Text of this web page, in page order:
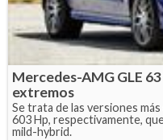
Mercedes-AMG GLE
extremos
Se trata de las versiones
603 Hp, respectivamente,
mild-hybrid.